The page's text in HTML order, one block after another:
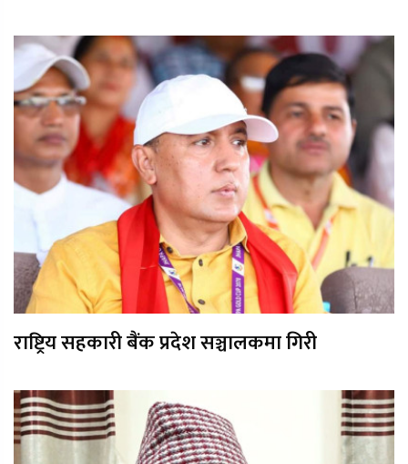
राष्ट्रिय सहकारी बैंक प्रदेश सञ्चालकमा गिरी